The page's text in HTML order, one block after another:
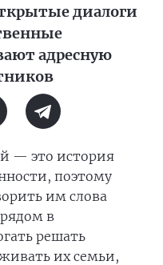
диалоги
адресную
— это история
поэтому
им слова
в
решать
их семьи,